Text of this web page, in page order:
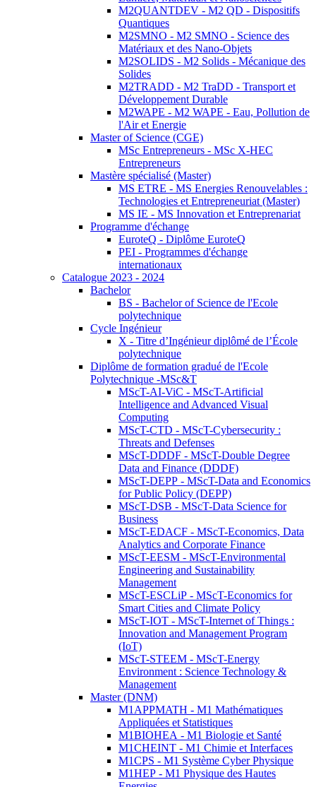
M2QUANTDEV - M2 QD - Dispositifs
Quantiques
M2SMNO - M2 SMNO - Science des
Matériaux et des Nano-Objets
M2SOLIDS - M2 Solids - Mécanique des
Solides
M2TRADD - M2 TraDD - Transport et
Développement Durable
M2WAPE - M2 WAPE - Eau, Pollution de
l'Air et Energie
Master of Science (CGE)
MSc Entrepreneurs - MSc X-HEC
Entrepreneurs
Mastère spécialisé (Master)
MS ETRE - MS Energies Renouvelables :
Technologies et Entrepreneuriat (Master)
MS IE - MS Innovation et Entreprenariat
Programme d'échange
EuroteQ - Diplôme EuroteQ
PEI - Programmes d'échange
internationaux
Catalogue 2023 - 2024
Bachelor
BS - Bachelor of Science de l'Ecole
polytechnique
Cycle Ingénieur
X - Titre d’Ingénieur diplômé de l’École
polytechnique
Diplôme de formation gradué de l'Ecole
Polytechnique -MSc&T
MScT-AI-ViC - MScT-Artificial
Intelligence and Advanced Visual
Computing
MScT-CTD - MScT-Cybersecurity :
Threats and Defenses
MScT-DDDF - MScT-Double Degree
Data and Finance (DDDF)
MScT-DEPP - MScT-Data and Economics
for Public Policy (DEPP)
MScT-DSB - MScT-Data Science for
Business
MScT-EDACF - MScT-Economics, Data
Analytics and Corporate Finance
MScT-EESM - MScT-Environmental
Engineering and Sustainability
Management
MScT-ESCLiP - MScT-Economics for
Smart Cities and Climate Policy
MScT-IOT - MScT-Internet of Things :
Innovation and Management Program
(IoT)
MScT-STEEM - MScT-Energy
Environment : Science Technology &
Management
Master (DNM)
M1APPMATH - M1 Mathématiques
Appliquées et Statistiques
M1BIOHEA - M1 Biologie et Santé
M1CHEINT - M1 Chimie et Interfaces
M1CPS - M1 Système Cyber Physique
M1HEP - M1 Physique des Hautes